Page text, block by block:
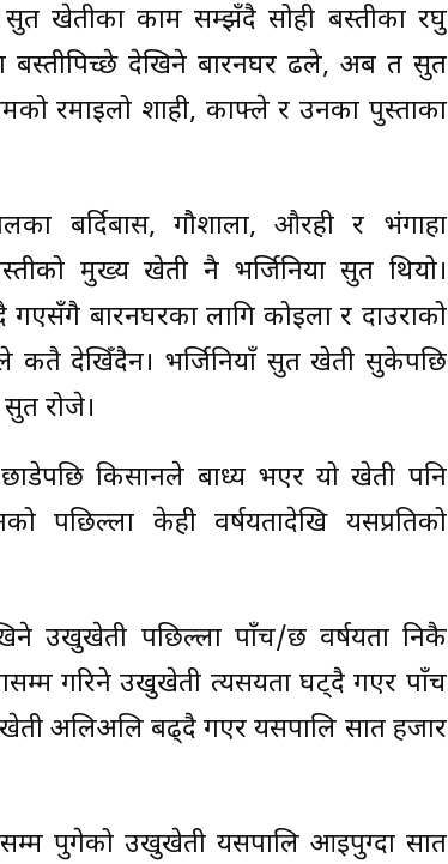
खेतीका काम सम्झँदै सोही बस्तीका रघु
बस्तीपिच्छे देखिने बारनघर ढले, अब त सुर्ती
रमाइलो शाही, काफ्ले र उनका पुस्ताका
बर्दिबास, गौशाला, औरही र भंगाहा
मुख्य खेती नै भर्जिनिया सुर्ती थियो।
बारनघरका लागि कोइला र दाउराको
देखिँदैन। भर्जिनियाँ सुर्ती खेती सुकेपछि
रोजे।
किसानले बाध्य भएर यो खेती पनि
पछिल्ला केही वर्षयतादेखि यसप्रतिको
उखुखेती पछिल्ला पाँच/छ वर्षयता निकै
गरिने उखुखेती त्यसयता घट्दै गएर पाँच
खेती अलिअलि बढ्दै गएर यसपालि सात हजार
पुगेको उखुखेती यसपालि आइपुग्दा सात